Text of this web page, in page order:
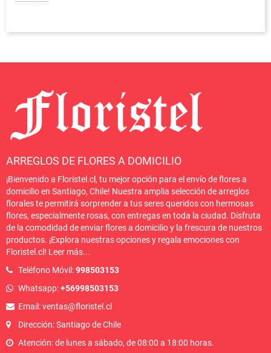
ARREGLOS DE FLORES A DOMICILIO
¡Bienvenido a Floristel.cl, tu mejor opción para el envío de flores a
domicilio en Santiago, Chile! Nuestra amplia selección de arreglos
florales te permitirá sorprender a tus seres queridos con hermosas
flores, especialmente rosas, con entregas en toda la ciudad. Disfruta
de la comodidad de enviar flores a domicilio y la frescura de nuestros
productos. ¡Explora nuestras opciones y regala emociones con
Floristel.cl! Leer más...
Teléfono Móvil:998503153
Whatsapp:+56998503153
Email: ventas@floristel.cl
Dirección: Santiago de Chile
Atención: de lunes a sábado, de 08:00 a 18:00 horas.